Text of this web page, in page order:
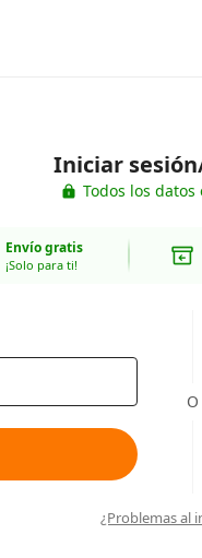
Iniciar
Todos los
Envío gratis
¡Solo para ti!
O
¿Problemas al